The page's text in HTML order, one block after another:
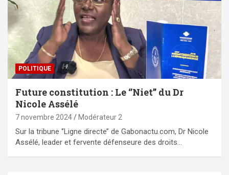
POLITIQUE
Future constitution : Le ‘’Niet’’ du Dr
Nicole Assélé
7 novembre 2024 Modérateur 2
Sur la tribune ‘’Ligne directe’’ de Gabonactu.com, Dr Nicole
Assélé, leader et fervente défenseure des droits…